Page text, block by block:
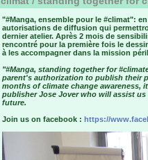
"#‎Manga, ensemble pour le #‎climat":
autorisations de diffusion qui
dernier atelier. Après 2 mois de
rencontré pour la première fois le
à les accompagner dans la mission
"#Manga, standing together for
parent's authorization to publish their
months of climate change awareness,
publisher Jose Jover who will assist
future.
Join us on facebook : https://